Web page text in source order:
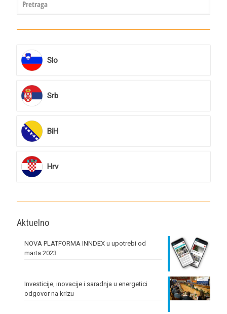
Slo
Srb
BiH
Hrv
Aktuelno
NOVA PLATFORMA INNDEX u upotrebi od
marta 2023.
Investicije, inovacije i saradnja u energetici
odgovor na krizu